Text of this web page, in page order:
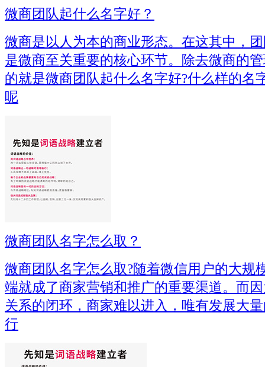
微商团队起什么名字好？
微商是以人为本的商业形态。在这其中，
是微商至关重要的核心环节。除去微商的
的就是微商团队起什么名字好?什么样的名
呢
微商团队名字怎么取？
微商团队名字怎么取?随着微信用户的大规
端就成了商家营销和推广的重要渠道。而
关系的闭环，商家难以进入，唯有发展大
行